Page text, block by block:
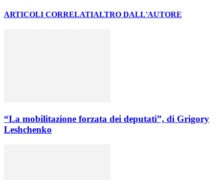
ARTICOLI CORRELATIALTRO DALL'AUTORE
“La mobilitazione forzata dei deputati”, di Grigory
Leshchenko